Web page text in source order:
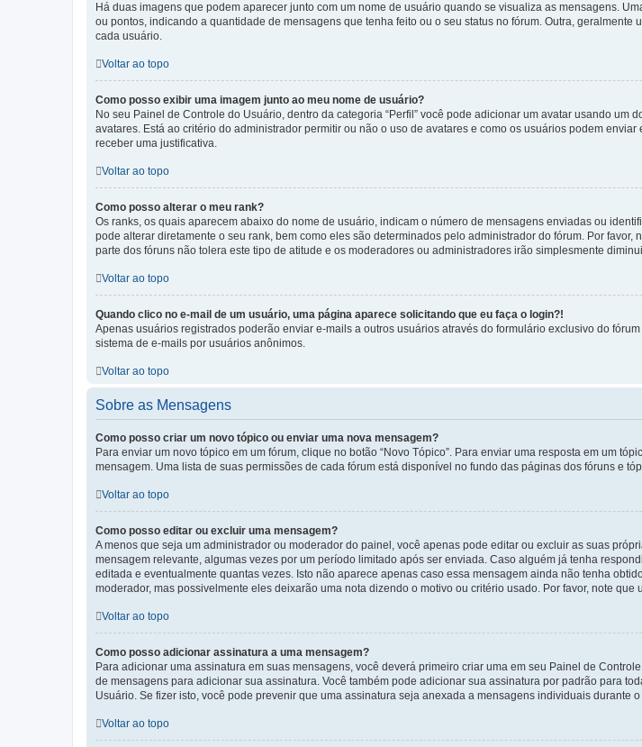
Há duas imagens que podem aparecer junto com um nome de usuário quando se visualiza as mensagens.
ou pontos, indicando a quantidade de mensagens que tenha feito ou o seu status no fórum. Outra,
cada usuário.
Voltar ao topo
Como posso exibir uma imagem junto ao meu nome de usuário?
No seu Painel de Controle do Usuário, dentro da categoria “Perfil” você pode adicionar um avatar usando um
avatares. Está ao critério do administrador permitir ou não o uso de avatares e como os usuários podem
receber uma justificativa.
Voltar ao topo
Como posso alterar o meu rank?
Os ranks, os quais aparecem abaixo do nome de usuário, indicam o número de mensagens enviadas ou
pode alterar diretamente o seu rank, bem como eles são determinados pelo administrador do fórum. Por
parte dos fóruns não tolera este tipo de atitude e os moderadores ou administradores irão simplesmente
Voltar ao topo
Quando clico no e-mail de um usuário, uma página aparece solicitando que eu faça o login?!
Apenas usuários registrados poderão enviar e-mails a outros usuários através do formulário exclusivo do
sistema de e-mails por usuários anônimos.
Voltar ao topo
Sobre as Mensagens
Como posso criar um novo tópico ou enviar uma nova mensagem?
Para enviar um novo tópico em um fórum, clique no botão “Novo Tópico”. Para enviar uma resposta em um
mensagem. Uma lista de suas permissões de cada fórum está disponível no fundo das páginas dos fóruns e
Voltar ao topo
Como posso editar ou excluir uma mensagem?
A menos que seja um administrador ou moderador do painel, você apenas pode editar ou excluir as suas
mensagem relevante, algumas vezes por um período limitado após ser enviada. Caso alguém já tenha
editada e eventualmente quantas vezes. Isto não aparece apenas caso essa mensagem ainda não tenha
moderador, mas possivelmente eles deixarão uma nota dizendo o motivo ou critério usado. Por favor, note
Voltar ao topo
Como posso adicionar assinatura a uma mensagem?
Para adicionar uma assinatura em suas mensagens, você deverá primeiro criar uma em seu Painel de
de mensagens para adicionar sua assinatura. Você também pode adicionar sua assinatura por padrão para
Usuário. Se fizer isto, você pode prevenir que uma assinatura seja anexada a mensagens individuais durante
Voltar ao topo